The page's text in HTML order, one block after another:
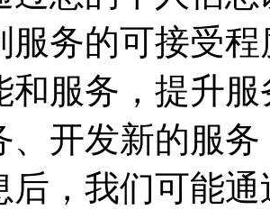
服务的可接受
和服务，提升
、开发新的服
后，我们可能